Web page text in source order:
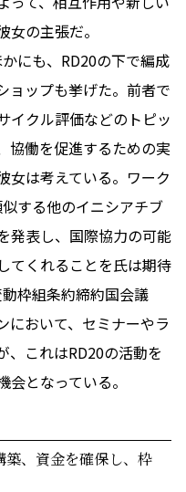
の主張だ。
にも、RD20の下で編成
ョップも挙げた。前者で
イクル評価などのトピッ
協働を促進するための実
女は考えている。ワーク
する他のイニシアチブ
発表し、国際協力の可能
てくれることを氏は期待
枠組条約締約国会議
において、セミナーやラ
、これはRD20の活動を
となっている。
築、資金を確保し、枠